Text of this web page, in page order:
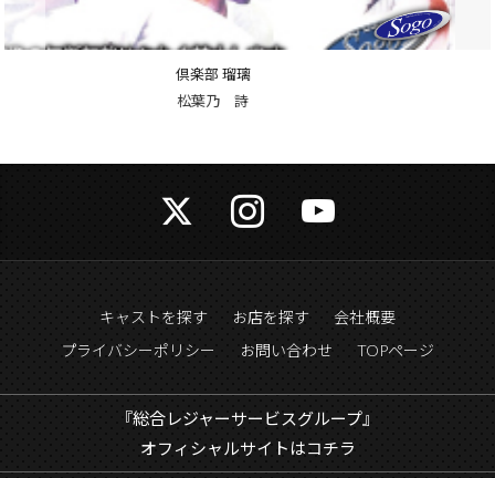
キャストを探す お店を探す
会社概要
プライバシーポリシー
お問い合わせ TOPページ
『総合レジャーサービスグループ』
オフィシャルサイトはコチラ